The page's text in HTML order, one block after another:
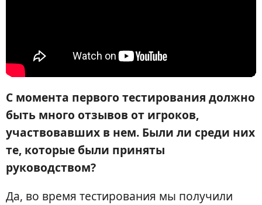
С момента первого тестирования должно
быть много отзывов от игроков,
участвовавших в нем. Были ли среди них
те, которые были приняты
руководством?
Да, во время тестирования мы получили